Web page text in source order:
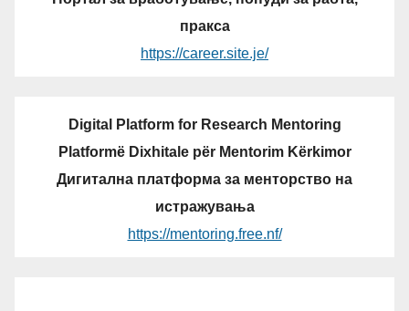
пракса
https://career.site.je/
Digital Platform for Research Mentoring
Platformë Dixhitale për Mentorim Kërkimor
Дигитална платформа за менторство на
истражувања
https://mentoring.free.nf/